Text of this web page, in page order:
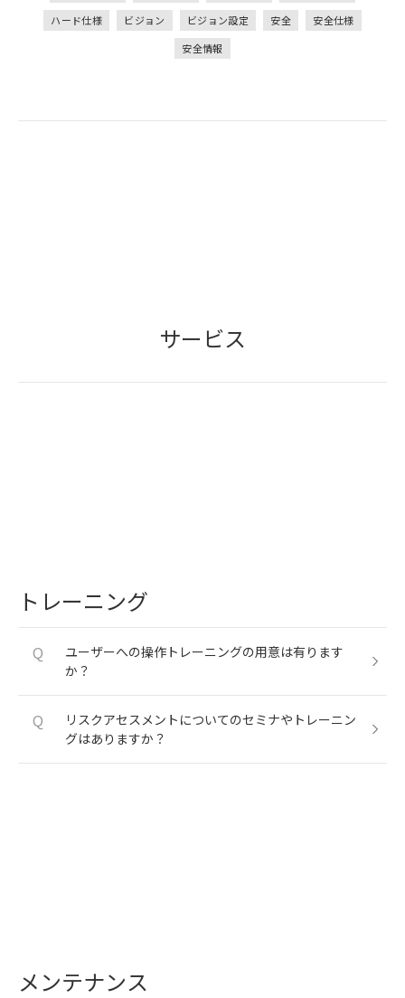
ハード仕様
ビジョン ビジョン設定 安全
安全仕様
安全情報
サービス
トレーニング
Q
ユーザーへの操作トレーニングの用意は有ります
か？
Q
リスクアセスメントについてのセミナやトレーニン
グはありますか？
メンテナンス